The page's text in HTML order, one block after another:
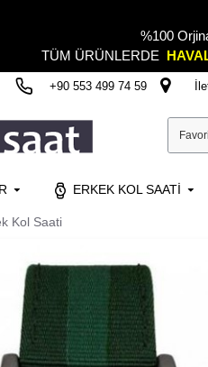
%100
TÜM ÜRÜNLERDE
+90 553 499 74 59
ERKEK KOL SAATI
Kol Saati